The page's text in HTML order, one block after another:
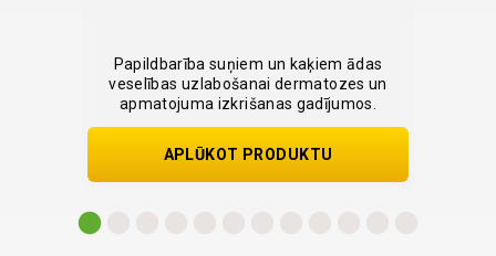
Papildbarība suņiem un kaķiem ādas
veselības uzlabošanai dermatozes un
apmatojuma izkrišanas gadījumos.
APLŪKOT PRODUKTU